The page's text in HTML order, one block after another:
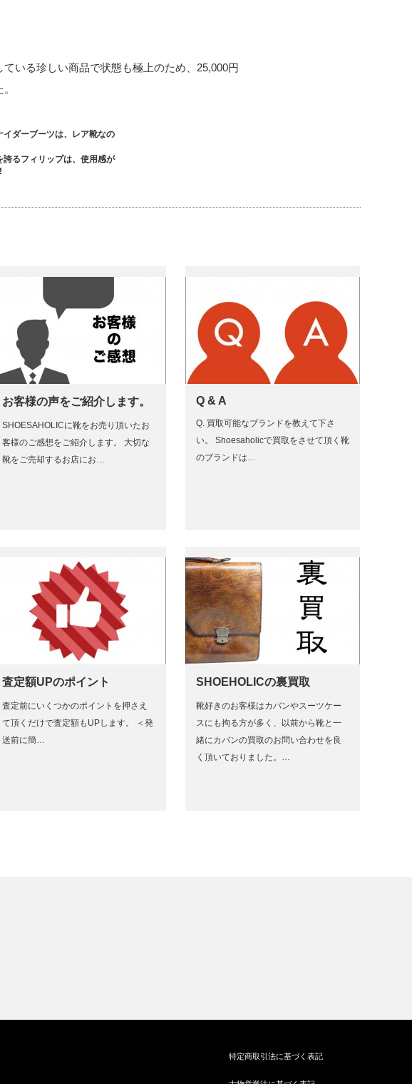
いる珍しい商品で状態も極上のため、25,000円
ダーブーツは、レア靴なの
誇るフィリップは、使用感が
お客様の声をご紹介します。
SHOESAHOLICに靴をお売り頂いたお
客様のご感想をご紹介します。 大切な
靴をご売却するお店にお…
Q & A
Q. 買取可能なブランドを教えて下さ
い。 Shoesaholicで買取をさせて頂く靴
のブランドは…
査定額UPのポイント
査定前にいくつかのポイントを押さえ
て頂くだけで査定額もUPします。 ＜発
送前に簡…
SHOEHOLICの裏買取
靴好きのお客様はカバンやスーツケー
スにも拘る方が多く、以前から靴と一
緒にカバンの買取のお問い合わせを良
く頂いておりました。…
特定商取引法に基づく表記